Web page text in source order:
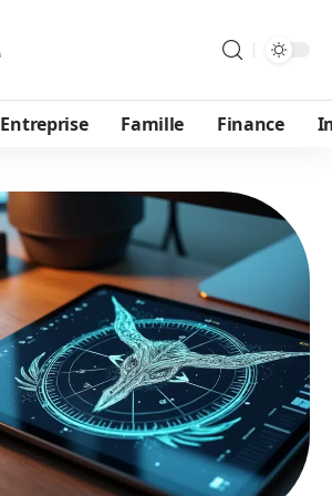
Entreprise Famille Finance